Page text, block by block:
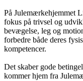
På Julemærkehjemmet
fokus på trivsel og
bevægelse, leg og
forbedre både deres
kompetencer.
Det skaber gode
kommer hjem fra